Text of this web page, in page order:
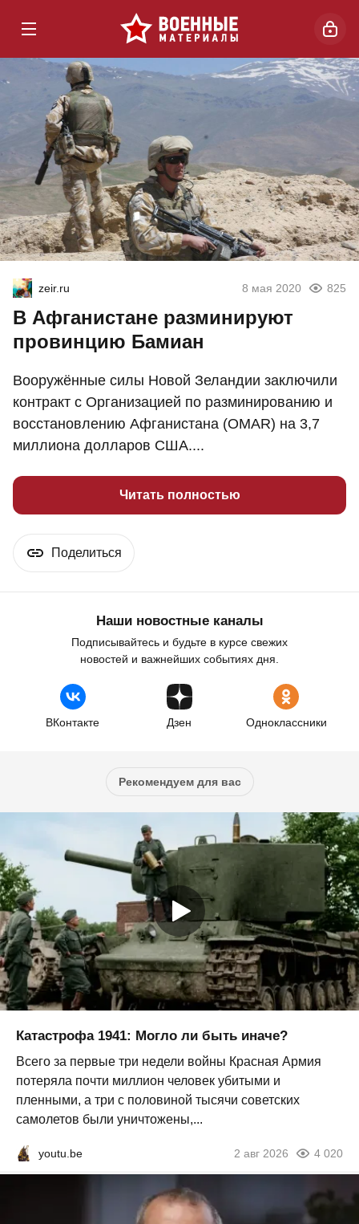
zeir.ru 8 мая 2020 825
В Афганистане разминируют
провинцию Бамиан
Вооружённые силы Новой Зеландии заключили
контракт с Организацией по разминированию и
восстановлению Афганистана (OMAR) на 3,7
миллиона долларов США....
Читать полностью
Поделиться
Наши новостные каналы
Подписывайтесь и будьте в курсе свежих
новостей и важнейших событиях дня.
ВКонтакте Дзен Одноклассники
Рекомендуем для вас
Катастрофа 1941: Могло ли быть иначе?
Всего за первые три недели войны Красная Армия
потеряла почти миллион человек убитыми и
пленными, а три с половиной тысячи советских
самолетов были уничтожены,...
youtu.be 2 авг 2026 4 020